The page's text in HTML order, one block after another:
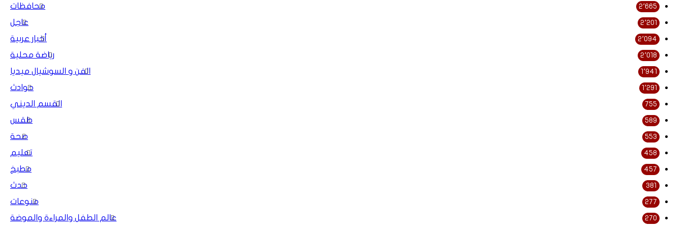
محافظات 2٬665
عاجل 2٬201
أخبار عربية 2٬094
رياضة محلية 2٬018
الفن و السوشيال ميديا 1٬941
حوادث 1٬291
القسم الديني 755
طقس 589
صحة 553
تعليم 458
مطبخ 457
حدث 381
منوعات 277
عالم الطفل والمراءة والموضة 270